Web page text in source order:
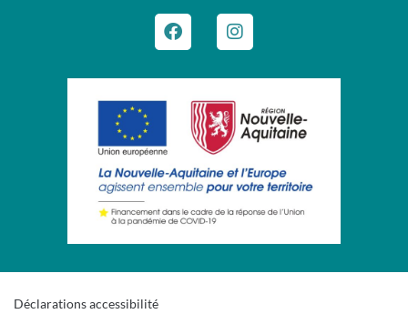
Déclarations accessibilité